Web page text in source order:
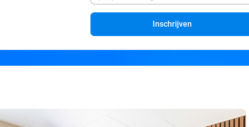
Inschrijven